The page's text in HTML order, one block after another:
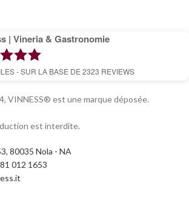
| Vineria & Gastronomie
- SUR LA BASE DE 2323 REVIEWS
VINNESS® est une marque déposée.
est interdite.
80035 Nola - NA
012 1653